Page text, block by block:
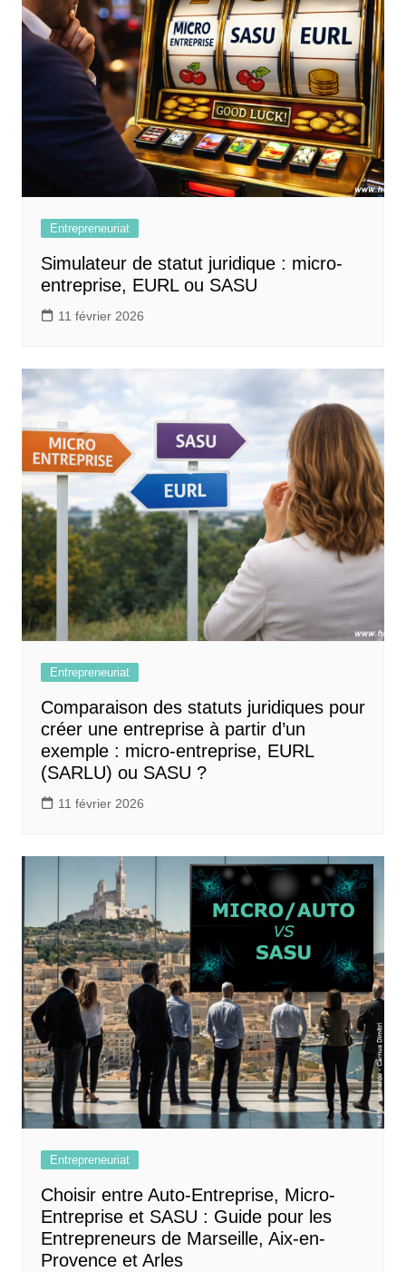
Entrepreneuriat
Simulateur de statut juridique : micro-
entreprise, EURL ou SASU
11 février 2026
Entrepreneuriat
Comparaison des statuts juridiques pour
créer une entreprise à partir d’un
exemple : micro-entreprise, EURL
(SARLU) ou SASU ?
11 février 2026
Entrepreneuriat
Choisir entre Auto-Entreprise, Micro-
Entreprise et SASU : Guide pour les
Entrepreneurs de Marseille, Aix-en-
Provence et Arles